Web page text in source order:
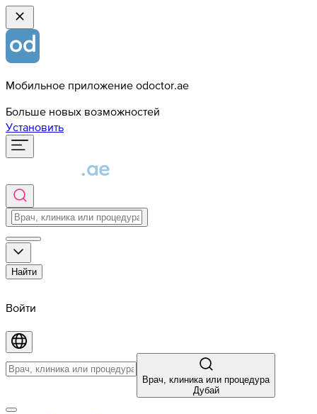
Мобильное приложение odoctor.ae
Больше новых возможностей
Установить
Найти
Войти
Врач, клиника или процедура
Дубай